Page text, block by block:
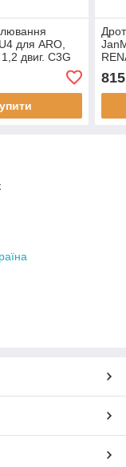
для ARO,
двиг. C3G
21 1,4 двиг.
1,2 двиг. C1G
E6J
772,
815